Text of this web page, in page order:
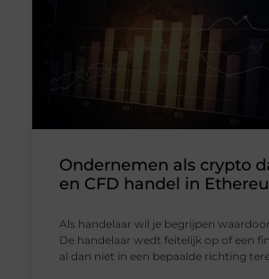
Ondernemen als crypto
en CFD handel in
Als handelaar wil je begrijpen waardoor
De handelaar wedt feitelijk op of een
al dan niet in een bepaalde richting